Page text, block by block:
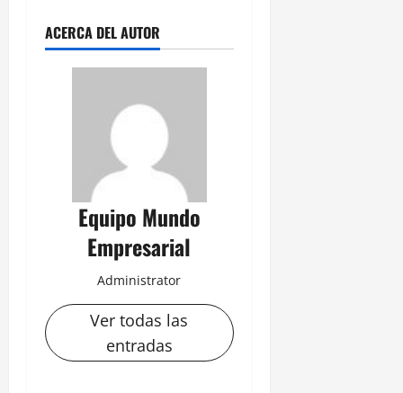
ACERCA DEL AUTOR
Equipo Mundo
Empresarial
Administrator
Ver todas las
entradas